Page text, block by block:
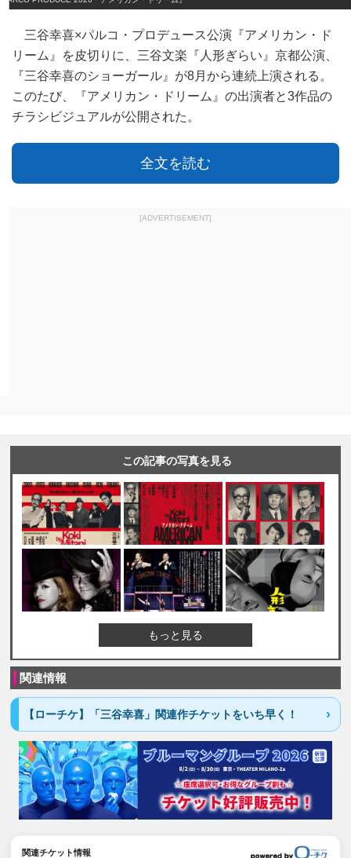
三谷幸喜×パルコ・プロデュース公演『アメリカン・ド
リーム』を皮切りに、三谷文楽『人形ぎらい』京都公演、
『三谷幸喜のショーガール』が8月から連続上演される。
このたび、『アメリカン・ドリーム』の出演者と3作品の
チラシビジュアルが公開された。
全文を読む
[ADVERTISEMENT]
この記事の写真を見る
もっと見る
関連情報
【ローチケ】「三谷幸喜」関連作チケットをいち早く！
関連チケット情報